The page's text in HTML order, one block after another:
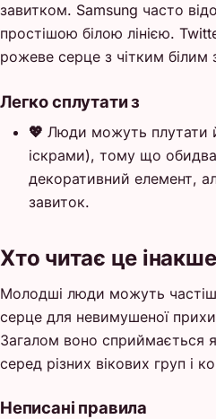
завитком. Samsung часто
простішою білою лінією.
рожеве серце з чітким білим
Легко сплутати з
💖 Люди можуть плутати
іскрами), тому що
декоративний елемент,
завиток.
Хто читає це інакше
Молодші люди можуть
серце для невимушеної
Загалом воно сприймається
серед різних вікових груп і
Неписані правила